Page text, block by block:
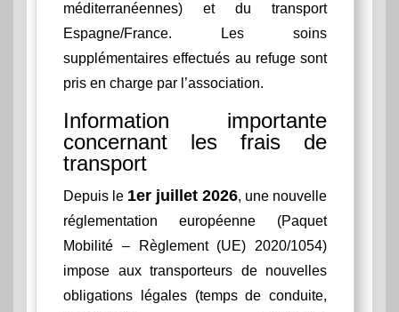
méditerranéennes) et du transport
Espagne/France. Les soins
supplémentaires effectués au refuge sont
pris en charge par l’association.
Information importante
concernant les frais de
transport
Depuis le 1er juillet 2026, une nouvelle
réglementation européenne (Paquet
Mobilité – Règlement (UE) 2020/1054)
impose aux transporteurs de nouvelles
obligations légales (temps de conduite,